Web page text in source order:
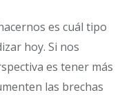
es cuál tipo
hoy. Si nos
es tener más
las brechas